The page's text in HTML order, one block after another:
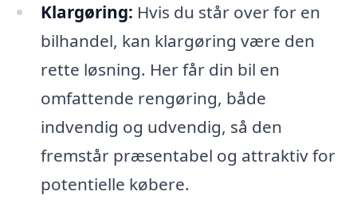
Klargøring: Hvis du står over for en
bilhandel, kan klargøring være den
rette løsning. Her får din bil en
omfattende rengøring, både
indvendig og udvendig, så den
fremstår præsentabel og attraktiv for
potentielle købere.